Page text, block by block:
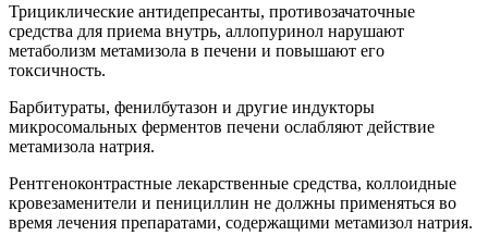
Трициклические антидепресанты, противозачаточные
средства для приема внутрь, аллопуринол нарушают
метаболизм метамизола в печени и повышают его
токсичность.
Барбитураты, фенилбутазон и другие индукторы
микросомальных ферментов печени ослабляют действие
метамизола натрия.
Рентгеноконтрастные лекарственные средства, коллоидные
кровезаменители и пенициллин не должны применяться во
время лечения препаратами, содержащими метамизол натрия.